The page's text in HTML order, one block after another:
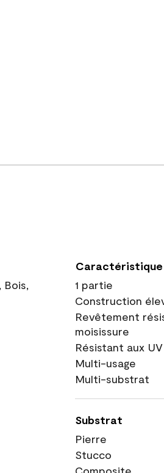
Caractéristique
1 partie
Construction
Revêtement
moisissure
Résistant aux UV
Multi-usage
Multi-substrat
Substrat
Pierre
Stucco